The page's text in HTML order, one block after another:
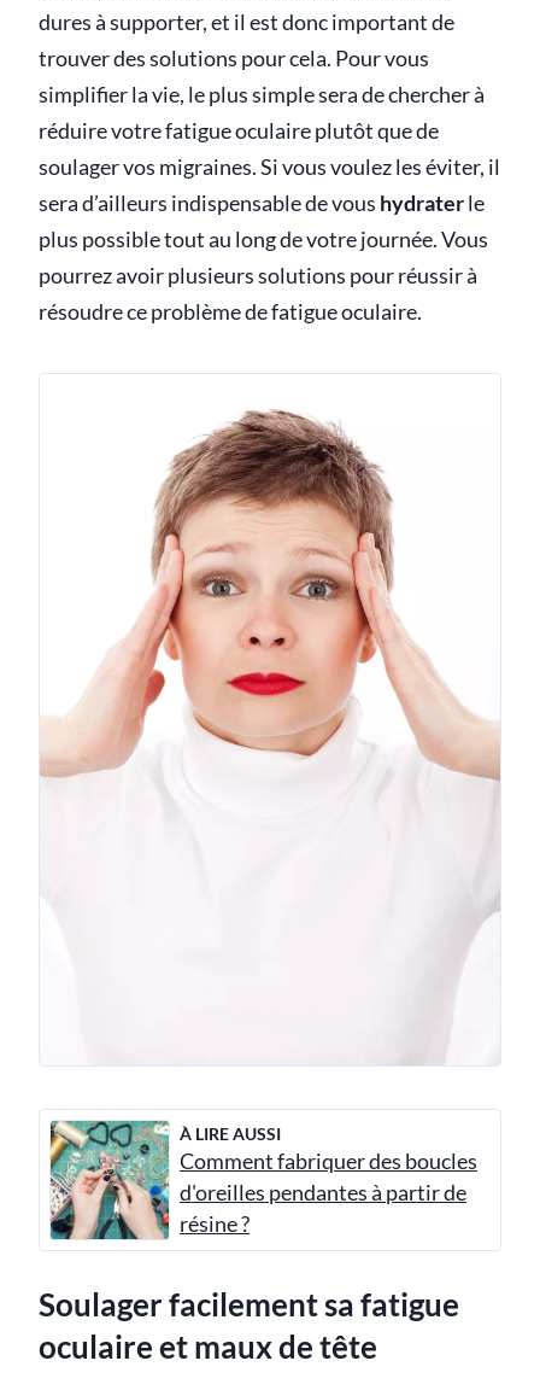
dures à supporter, et il est donc important de
trouver des solutions pour cela. Pour vous
simplifier la vie, le plus simple sera de chercher à
réduire votre fatigue oculaire plutôt que de
soulager vos migraines. Si vous voulez les éviter, il
sera d’ailleurs indispensable de vous hydraterle
plus possible tout au long de votre journée. Vous
pourrez avoir plusieurs solutions pour réussir à
résoudre ce problème de fatigue oculaire.
À LIRE AUSSI
Comment fabriquer des boucles
d'oreilles pendantes à partir de
résine ?
Soulager facilement sa fatigue
oculaire et maux de tête